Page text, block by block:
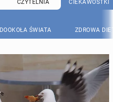
CZYTELNIA CIEKAWOSTKI
DOOKOŁA ŚWIATA ZDROWA